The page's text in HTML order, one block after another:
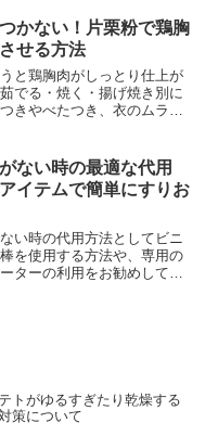
かない！片栗粉で鶏胸
せる方法
と鶏胸肉がしっとり仕上が
でる・焼く・揚げ焼き別に
きやべたつき、衣のムラを
ピ、失敗したときの対処法
で、毎日の鶏胸肉料理をや
しく仕上げたい方に役立ち
ない時の最適な代用
イテムで簡単にすりお
い時の代用方法としてビニ
を使用する方法や、専用の
ターの利用をお勧めしてい
トがゆるすぎたり乾燥する
策について